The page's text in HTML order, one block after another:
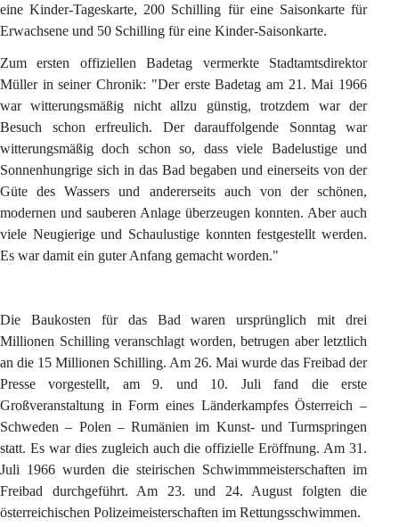
eine Kinder-Tageskarte, 200 Schilling für eine Saisonkarte für
Erwachsene und 50 Schilling für eine Kinder-Saisonkarte.
Zum ersten offiziellen Badetag vermerkte Stadtamtsdirektor
Müller in seiner Chronik: "Der erste Badetag am 21. Mai 1966
war witterungsmäßig nicht allzu günstig, trotzdem war der
Besuch schon erfreulich. Der darauffolgende Sonntag war
witterungsmäßig doch schon so, dass viele Badelustige und
Sonnenhungrige sich in das Bad begaben und einerseits von der
Güte des Wassers und andererseits auch von der schönen,
modernen und sauberen Anlage überzeugen konnten. Aber auch
viele Neugierige und Schaulustige konnten festgestellt werden.
Es war damit ein guter Anfang gemacht worden."
Die Baukosten für das Bad waren ursprünglich mit drei
Millionen Schilling veranschlagt worden, betrugen aber letztlich
an die 15 Millionen Schilling. Am 26. Mai wurde das Freibad der
Presse vorgestellt, am 9. und 10. Juli fand die erste
Großveranstaltung in Form eines Länderkampfes Österreich –
Schweden – Polen – Rumänien im Kunst- und Turmspringen
statt. Es war dies zugleich auch die offizielle Eröffnung. Am 31.
Juli 1966 wurden die steirischen Schwimmmeisterschaften im
Freibad durchgeführt. Am 23. und 24. August folgten die
österreichischen Polizeimeisterschaften im Rettungsschwimmen.